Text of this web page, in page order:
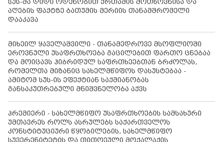
სუს-მა დიდი ოდენობით ქრთამის მოთხოვნისა და
აღების ფაქტზე ბათუმის მერიის თანამშრომელი
დააკავა
მიხეილ ყაველაშვილი - თანამედროვე მსოფლიოში
ეროვნული უსაფრთხოება გაცილებით ფართო ცნებაა
და მოიცავს ჰიბრიდულ საფრთხეებთან ბრძოლას,
რომელთა მიზანიც სახელმწიფოს დასუსტებაა -
ამიტომ სუს-ის ეფექტიან საქმიანობას
განსაკუთრებული მნიშვნელობა აქვს
პრემიერი - სახელმწიფო უსაფრთხოების სამსახური
უმთავრეს როლს ასრულებს საქართველოს
კონსტიტუციური წყობილების, სახელმწიფო
სუვერენიტეტის და თითოეული მოქალაქის